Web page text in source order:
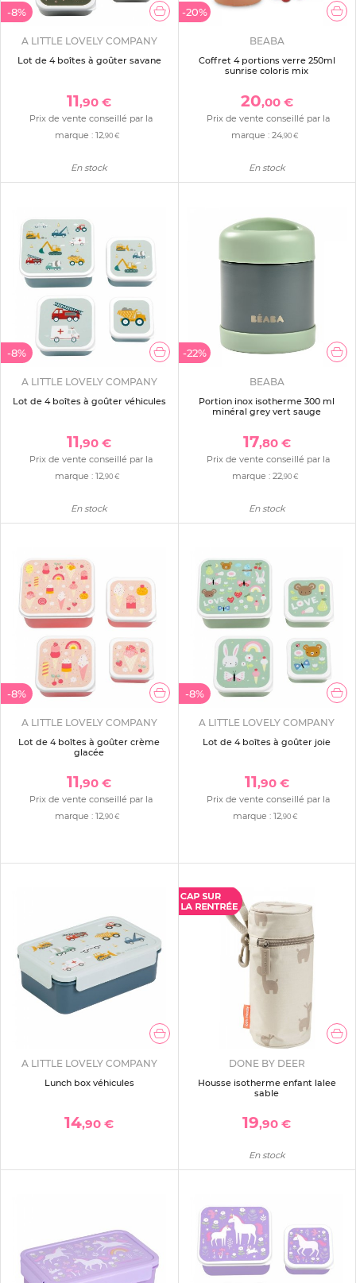
-8%
A LITTLE LOVELY COMPANY
Lot de 4 boîtes à goûter savane
11,90 €
Prix de vente conseillé par la
marque :12 ,90 €
En stock
-20%
BEABA
Coffret 4 portions verre 250ml
sunrise coloris mix
20,00 €
Prix de vente conseillé par la
marque :24 ,90 €
En stock
-8%
A LITTLE LOVELY COMPANY
Lot de 4 boîtes à goûter véhicules
11,90 €
Prix de vente conseillé par la
marque :12 ,90 €
En stock
-22%
BEABA
Portion inox isotherme 300 ml
minéral grey vert sauge
17,80 €
Prix de vente conseillé par la
marque : 22,90 €
En stock
-8%
A LITTLE LOVELY COMPANY
Lot de 4 boîtes à goûter crème
glacée
11,90 €
Prix de vente conseillé par la
marque :12,90 €
-8%
A LITTLE LOVELY COMPANY
Lot de 4 boîtes à goûter joie
11,90 €
Prix de vente conseillé par la
marque : 12,90 €
A LITTLE LOVELY COMPANY
Lunch box véhicules
14,90 €
DONE BY DEER
Housse isotherme enfant lalee
sable
19,90 €
En stock